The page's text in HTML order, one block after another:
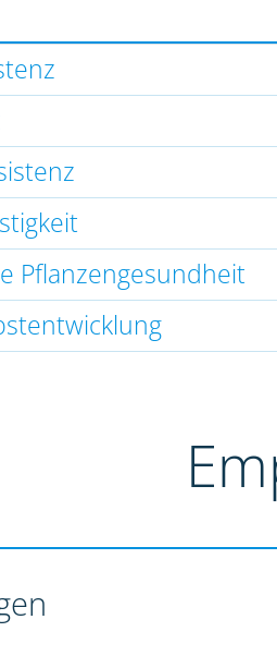
Pflanzengesundheit